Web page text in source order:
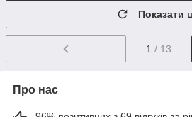
Показати
1 / 13
Про нас